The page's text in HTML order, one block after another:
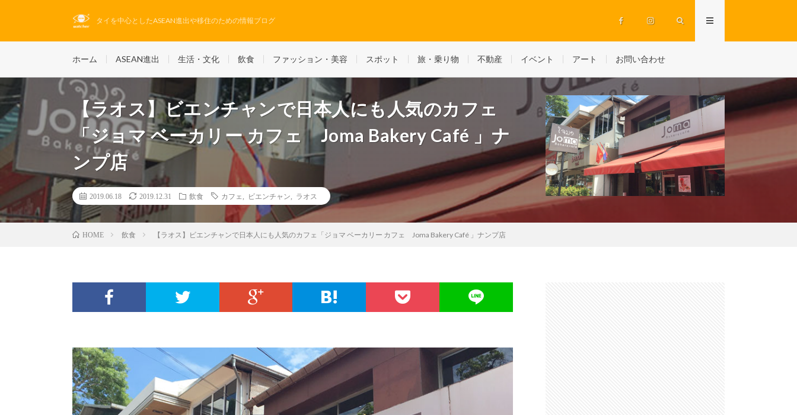
タイを中心としたASEAN進出や移住のための情報ブログ
ホーム ASEAN進出 生活・文化 飲食 ファッション・美容 スポット 旅・乗り物 不動産 イベント アート お問い合わせ
【ラオス】ビエンチャンで日本人にも人気のカフェ
「ジョマ ベーカリー カフェ Joma Bakery Café 」ナ
ンプ店
2019.06.18 2019.12.31 飲食 カフェ ビエンチャン ラオス
HOME 飲食 【ラオス】ビエンチャンで日本人にも人気のカフェ「ジョマ ベーカリー カフェ Joma Bakery Café 」ナンプ店